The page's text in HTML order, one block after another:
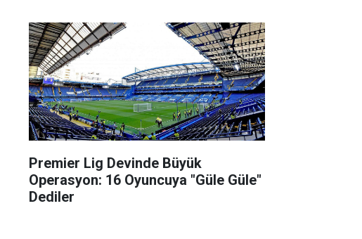
Premier Lig Devinde Büyük
Operasyon: 16 Oyuncuya "Güle Güle"
Dediler